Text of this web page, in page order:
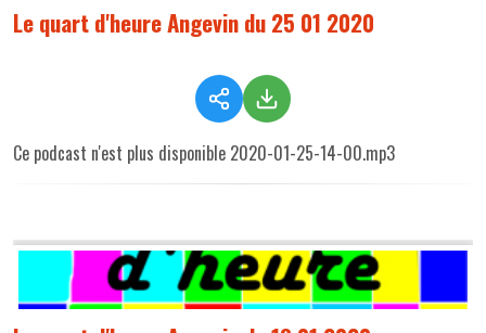
Le quart d'heure Angevin du 25 01 2020
Ce podcast n'est plus disponible 2020-01-25-14-00.mp3